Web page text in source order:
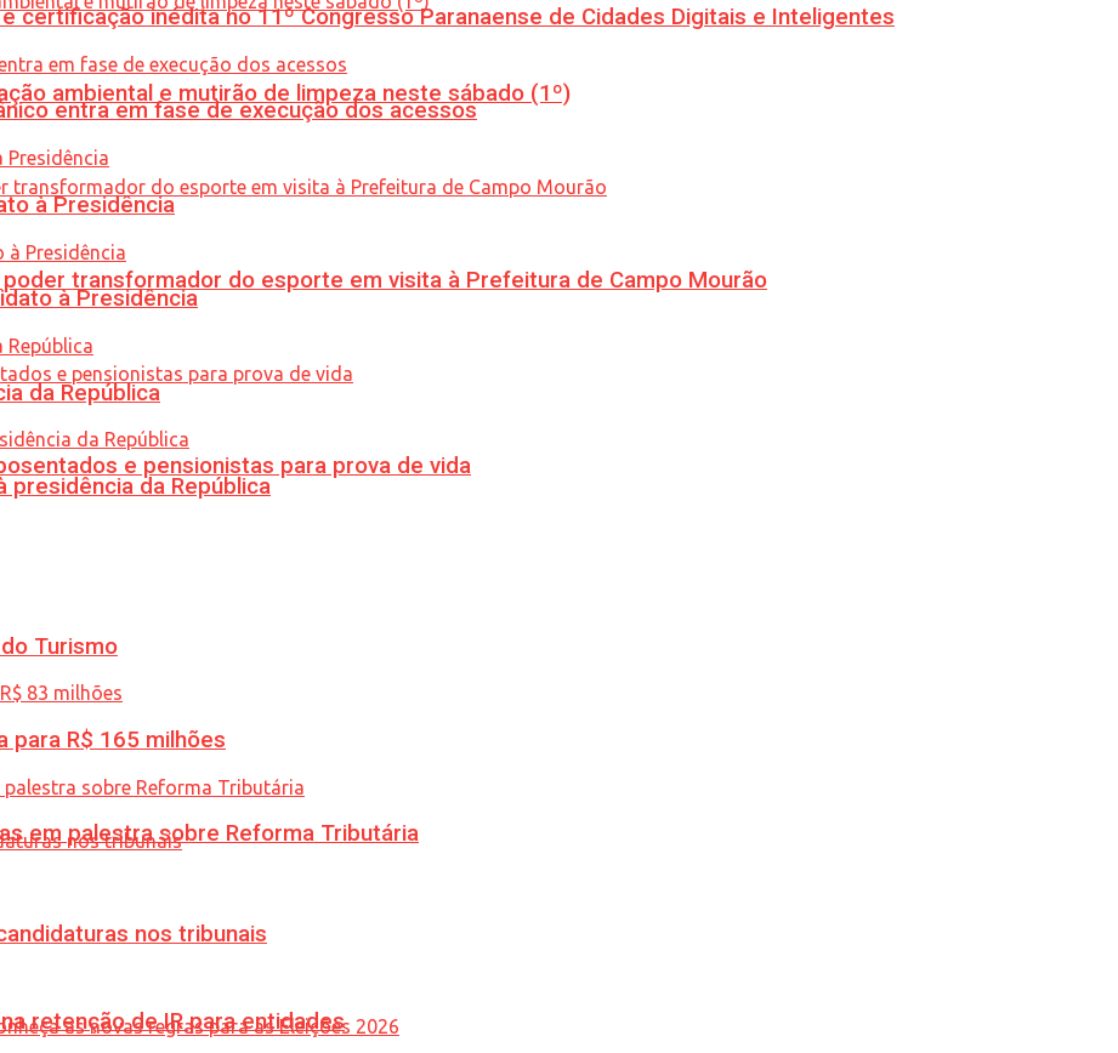
ambiental e mutirão de limpeza neste sábado (1º)
transformador do esporte em visita à Prefeitura de Campo Mourão
e pensionistas para prova de vida
nos tribunais
certificação inédita no 11º Congresso Paranaense de Cidades Digitais e Inteligentes
entra em fase de execução dos acessos
à Presidência
à Presidência
da República
presidência da República
Turismo
para R$ 165 milhões
em palestra sobre Reforma Tributária
retenção de IR para entidades